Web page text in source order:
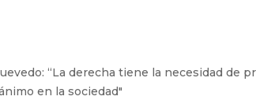
“La derecha tiene la necesidad de
en la sociedad"